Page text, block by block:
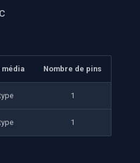
média Nombre de pins
1
1